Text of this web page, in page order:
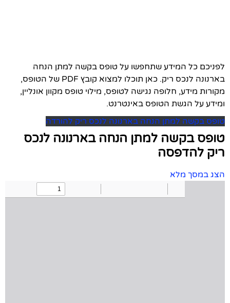
לפניכם כל המידע שתחפשו על טופס בקשה למתן הנחה
בארנונה לנכס ריק. כאן תוכלו למצוא קובץ PDF של הטופס,
מקורות מידע, חלופה נגישה לטופס, מילוי טופס מקוון אונליין,
ומידע על הגשת הטופס באינטרנט.
טופס בקשה למתן הנחה בארנונה לנכס ריק להורדה
טופס בקשה למתן הנחה בארנונה לנכס
ריק להדפסה
הצג במסך מלא